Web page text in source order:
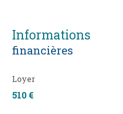
informations
financières
Loyer
510 €